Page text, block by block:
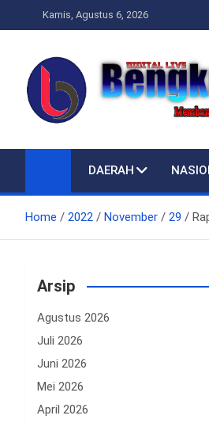
to
Kamis, Agustus 6, 2026
DAERAH
Home 2022 November 29
Arsip
Agustus 2026
Juli 2026
Juni 2026
Mei 2026
April 2026